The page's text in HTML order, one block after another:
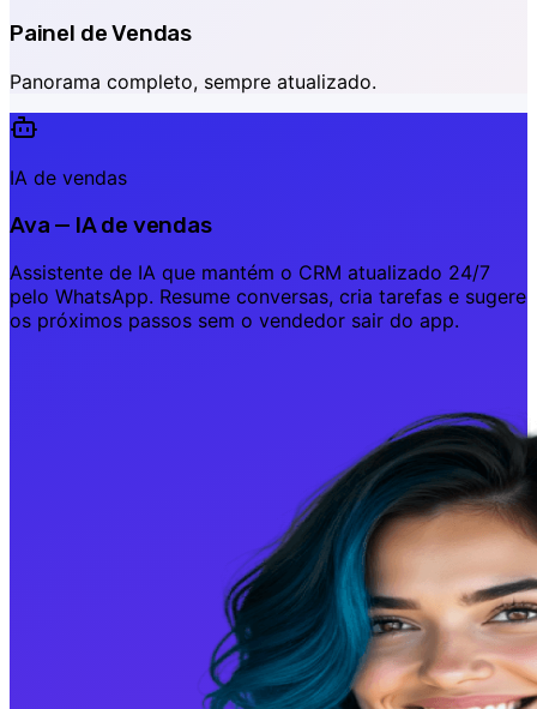
Painel de Vendas
Panorama completo, sempre atualizado.
IA de vendas
Ava — IA de vendas
Assistente de IA que mantém o CRM atualizado 24/7
pelo WhatsApp. Resume conversas, cria tarefas e sugere
os próximos passos sem o vendedor sair do app.